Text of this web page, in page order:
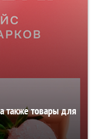
также товары для